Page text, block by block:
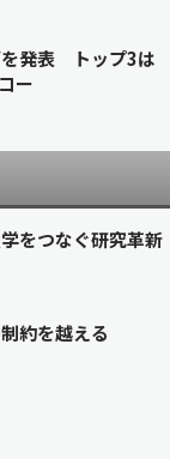
を発表 トップ3は
ー
をつなぐ研究革新
約を越える